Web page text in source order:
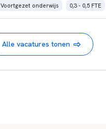
Voortgezet onderwijs 0,3 - 0,5 FTE
Alle vacatures tonen